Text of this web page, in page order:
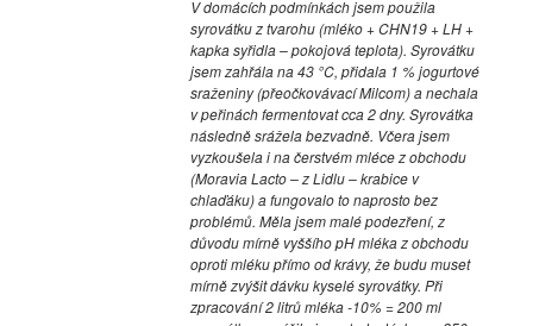
V domácích podmínkách jsem použila
syrovátku z tvarohu (mléko + CHN19 + LH +
kapka syřidla – pokojová teplota). Syrovátku
jsem zahřála na 43 °C, přidala 1 % jogurtové
sraženiny (přeočkovávací Milcom) a nechala
v peřinách fermentovat cca 2 dny. Syrovátka
následně srážela bezvadně. Včera jsem
vyzkoušela i na čerstvém mléce z obchodu
(Moravia Lacto – z Lidlu – krabice v
chlaďáku) a fungovalo to naprosto bez
problémů. Měla jsem malé podezření, z
důvodu mírně vyššího pH mléka z obchodu
oproti mléku přímo od krávy, že budu muset
mírně zvýšit dávku kyselé syrovátky. Při
zpracování 2 litrů mléka -10% = 200 ml